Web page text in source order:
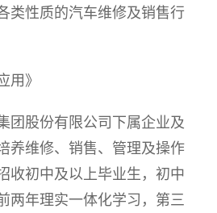
类性质的汽车维修及销售行
用》
团股份有限公司下属企业及
养维修、销售、管理及操作
收初中及以上毕业生，初中
两年理实一体化学习，第三